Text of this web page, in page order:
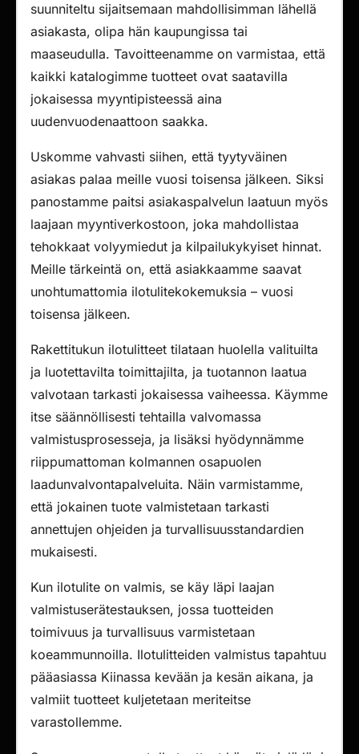
suunniteltu sijaitsemaan mahdollisimman lähellä
asiakasta, olipa hän kaupungissa tai
maaseudulla. Tavoitteenamme on varmistaa, että
kaikki katalogimme tuotteet ovat saatavilla
jokaisessa myyntipisteessä aina
uudenvuodenaattoon saakka.
Uskomme vahvasti siihen, että tyytyväinen
asiakas palaa meille vuosi toisensa jälkeen. Siksi
panostamme paitsi asiakaspalvelun laatuun myös
laajaan myyntiverkostoon, joka mahdollistaa
tehokkaat volyymiedut ja kilpailukykyiset hinnat.
Meille tärkeintä on, että asiakkaamme saavat
unohtumattomia ilotulitekokemuksia – vuosi
toisensa jälkeen.
Rakettitukun ilotulitteet tilataan huolella valituilta
ja luotettavilta toimittajilta, ja tuotannon laatua
valvotaan tarkasti jokaisessa vaiheessa. Käymme
itse säännöllisesti tehtailla valvomassa
valmistusprosesseja, ja lisäksi hyödynnämme
riippumattoman kolmannen osapuolen
laadunvalvontapalveluita. Näin varmistamme,
että jokainen tuote valmistetaan tarkasti
annettujen ohjeiden ja turvallisuusstandardien
mukaisesti.
Kun ilotulite on valmis, se käy läpi laajan
valmistuserätestauksen, jossa tuotteiden
toimivuus ja turvallisuus varmistetaan
koeammunnoilla. Ilotulitteiden valmistus tapahtuu
pääasiassa Kiinassa kevään ja kesän aikana, ja
valmiit tuotteet kuljetetaan meriteitse
varastollemme.